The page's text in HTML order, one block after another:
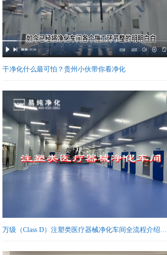
干净化什么最可怕？贵州小伙带你看净化
万级（Class D）注塑类医疗器械净化车间全流程介绍…